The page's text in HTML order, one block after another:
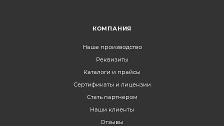
КОМПАНИЯ
Наше производство
Реквизиты
Каталоги и прайсы
Сертификаты и лицензии
Стать партнером
Наши клиенты
Отзывы